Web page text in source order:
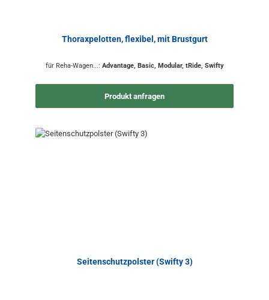
Thoraxpelotten, flexibel, mit Brustgurt
für Reha-Wagen...: Advantage, Basic, Modular, tRide, Swifty
Produkt anfragen
Seitenschutzpolster (Swifty 3)